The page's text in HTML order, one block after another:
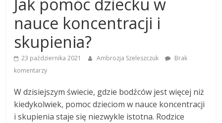
Jak pomóc dziecku w
nauce koncentracji i
skupienia?
23 października 2021 Ambrozja Szeleszczuk
Brak
komentarzy
W dzisiejszym świecie, gdzie bodźców jest więcej niż
kiedykolwiek, pomoc dzieciom w nauce koncentracji
i skupienia staje się niezwykle istotna. Rodzice